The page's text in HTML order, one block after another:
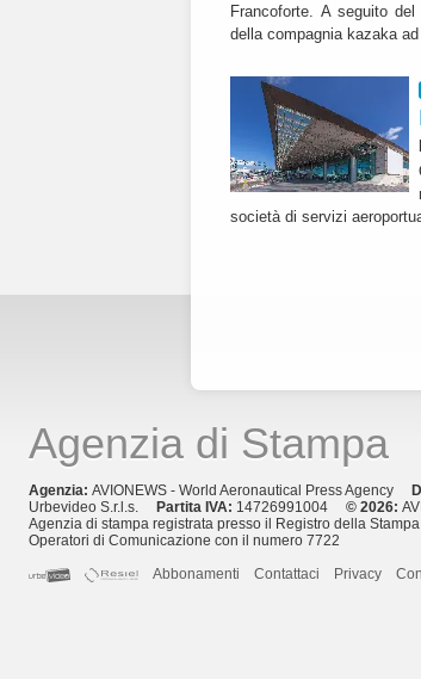
Francoforte. A seguito
della compagnia kazaka ad
società di servizi
Agenzia di Stampa
Agenzia: AVIONEWS - World Aeronautical Press Agency
Urbevideo S.r.l.s.
Partita IVA: 14726991004 © 2026:
Agenzia di stampa registrata presso il Registro della
Operatori di Comunicazione con il numero 7722
Abbonamenti
Contattaci Privacy